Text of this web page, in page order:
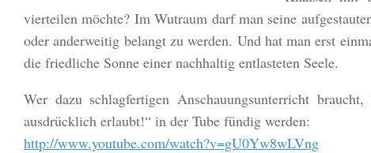
vierteilen möchte? Im Wutraum darf man seine
oder anderweitig belangt zu werden. Und hat man erst
die friedliche Sonne einer nachhaltig entlasteten Seele.
Wer dazu schlagfertigen Anschauungsunterricht
ausdrücklich erlaubt!“ in der Tube fündig werden:
http://www.youtube.com/watch?v=gU0Yw8wLVng